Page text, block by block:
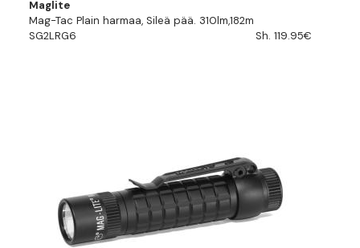
Maglite
Mag-Tac Plain harmaa, Sileä pää. 310lm,182m
SG2LRG6
Sh. 119.95€